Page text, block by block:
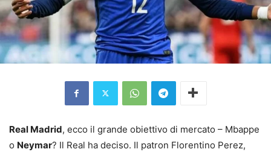
Real Madrid, ecco il grande obiettivo di mercato – Mbappe
o Neymar? Il Real ha deciso. Il patron Florentino Perez,